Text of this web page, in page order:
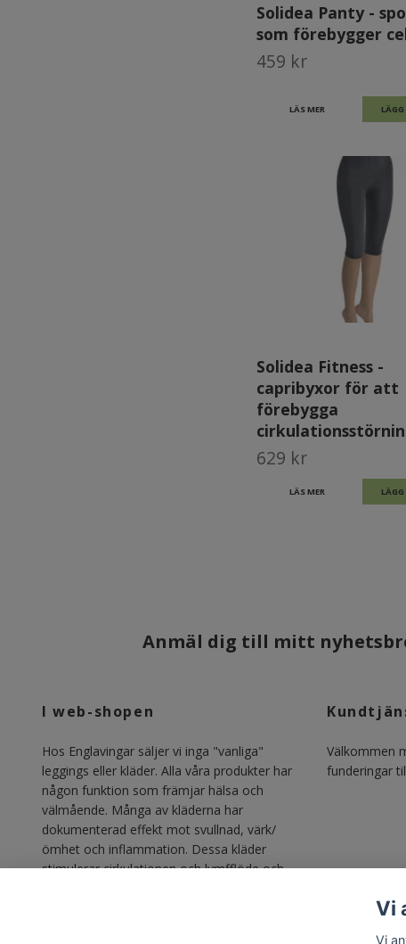
Solidea Panty -
som förebygger
459 kr
LÄS MER
Solidea Fitness -
capribyxor för att
förebygga
629 kr
LÄS MER
Anmäl dig till mitt
I web-shopen
Hos Englavingar säljer vi inga "vanliga"
leggings eller kläder. Alla våra produkter har
någon funktion som främjar hälsa och
välmående. Många av kläderna har
dokumenterad effekt mot svullnad, värk/
ömhet och inflammation. Dessa kläder
stimulerar cirkulationen och lymfflöde och
Välkommen
funderingar
Vi
Vi